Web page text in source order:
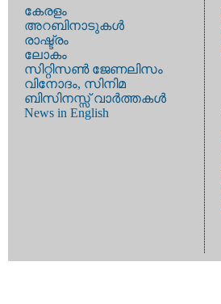
കേരളം
അറബിനാടുകള്‍
രാഷ്ട്രം
ലോകം
സിറ്റിസണ്‍ ജേണലിസം
വിനോദം, സിനിമ
ബിസിനസ്സ് വാര്‍ത്തകള്‍
News in English